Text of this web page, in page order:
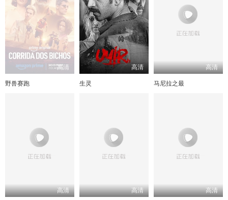
高清
野兽赛跑
高清
生灵
高清
马尼拉之最
高清 高清 高清